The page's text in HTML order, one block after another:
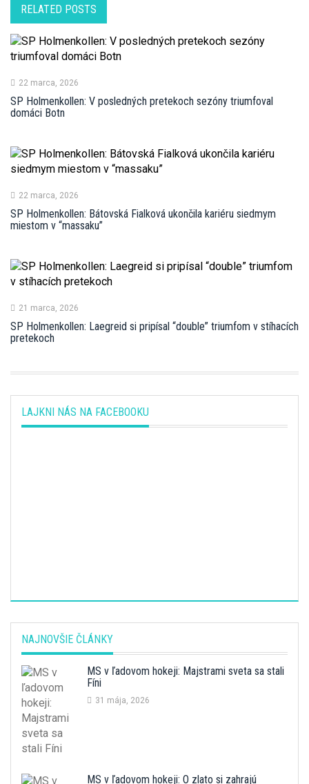
RELATED POSTS
22 marca, 2026
SP Holmenkollen: V posledných pretekoch sezóny triumfoval
domáci Botn
22 marca, 2026
SP Holmenkollen: Bátovská Fialková ukončila kariéru siedmym
miestom v “massaku”
21 marca, 2026
SP Holmenkollen: Laegreid si pripísal “double” triumfom v stíhacích
pretekoch
LAJKNI NÁS NA FACEBOOKU
NAJNOVŠIE ČLÁNKY
MS v ľadovom hokeji: Majstrami sveta sa stali
Fíni
31 mája, 2026
MS v ľadovom hokeji: O zlato si zahrajú